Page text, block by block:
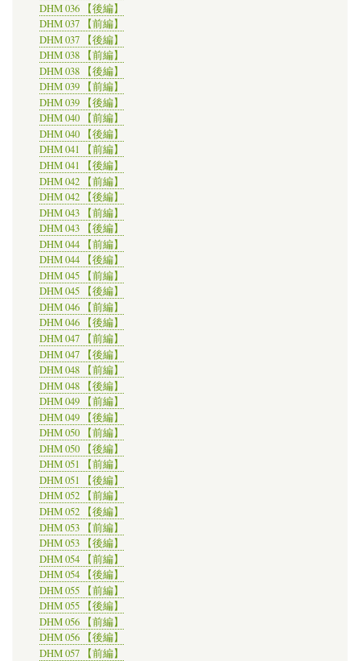
DHM 036 【後編】
DHM 037 【前編】
DHM 037 【後編】
DHM 038 【前編】
DHM 038 【後編】
DHM 039 【前編】
DHM 039 【後編】
DHM 040 【前編】
DHM 040 【後編】
DHM 041 【前編】
DHM 041 【後編】
DHM 042 【前編】
DHM 042 【後編】
DHM 043 【前編】
DHM 043 【後編】
DHM 044 【前編】
DHM 044 【後編】
DHM 045 【前編】
DHM 045 【後編】
DHM 046 【前編】
DHM 046 【後編】
DHM 047 【前編】
DHM 047 【後編】
DHM 048 【前編】
DHM 048 【後編】
DHM 049 【前編】
DHM 049 【後編】
DHM 050 【前編】
DHM 050 【後編】
DHM 051 【前編】
DHM 051 【後編】
DHM 052 【前編】
DHM 052 【後編】
DHM 053 【前編】
DHM 053 【後編】
DHM 054 【前編】
DHM 054 【後編】
DHM 055 【前編】
DHM 055 【後編】
DHM 056 【前編】
DHM 056 【後編】
DHM 057 【前編】